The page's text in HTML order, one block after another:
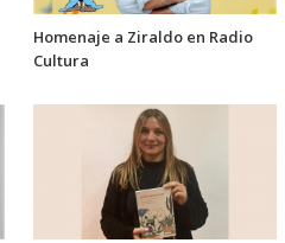
Homenaje a Ziraldo en Radio
Cultura